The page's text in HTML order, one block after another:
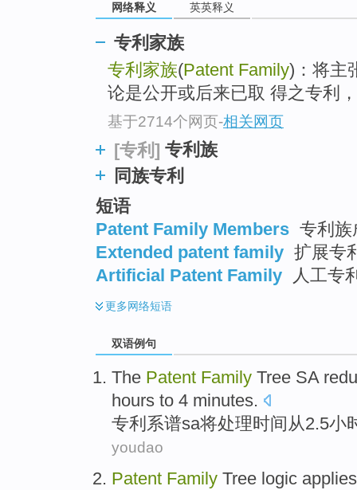
网络释义 英英释义
专利家族
专利家族(Patent Family)：将主
论是公开或后来已取 得之专利
基于2714个网页-相关网页
[专利] 专利族
同族专利
短语
Patent Family Members 专利族
Extended patent family 扩展专
Artificial Patent Family
人工专
更多网络短语
双语例句
The Patent Family Tree SA
hours to 4 minutes.
专利 系谱sa将处理时间 从2.5小
youdao
Patent Family Tree logic applies